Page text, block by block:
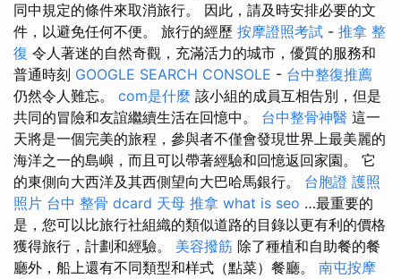
同中規定的條件來取消旅行。 因此，請及時安排必要的文
件，以避免任何不便。 旅行的經歷 按摩證照考試 - 推拿 整
復 令人著迷的自然奇觀，充滿活力的城市，優質的服務和
普通時刻 GOOGLE SEARCH CONSOLE - 台中整復推薦
仍然令人難忘。 com是什麼 該小組的成員互相告別，但是
共同的冒險和友誼繼續生活在回憶中。 台中整骨神醫 這一
天將是一個完美的旅程，參與者不僅會發現世界上最美麗的
海洋之一的島嶼，而且可以帶著經驗和回憶返回家園。 它
的東側向大西洋及其西側望向大巴哈馬銀行。 台胞證 護照
照片 台中 整骨 dcard 天母 推拿 what is seo …最重要的
是，您可以比旅行社組織的類似道路的目錄以更有利的價格
獲得旅行，計劃和經驗。 美容撥筋 除了種植和自助餐的餐
廳外，船上還有不同類型和样式（點菜）餐廳。 南屯按摩